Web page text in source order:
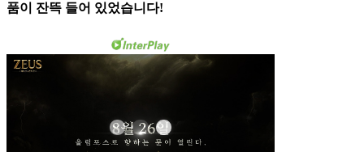
품이 잔뜩 들어 있었습니다!